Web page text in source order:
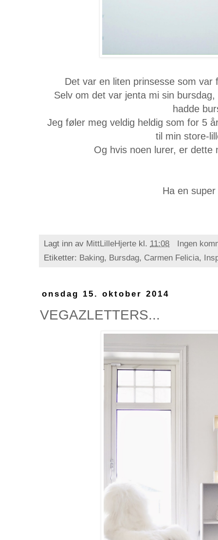
Det var en liten prinsesse som
Selv om det var jenta mi sin
hadde
Jeg føler meg veldig heldig som for 5
til min store-
Og hvis noen lurer, er dette
Ha en
Lagt inn av MittLilleHjerte kl. 11:08
Ingen
Etiketter: Baking, Bursdag, Carmen Felicia,
onsdag 15. oktober 2014
VEGAZLETTERS...